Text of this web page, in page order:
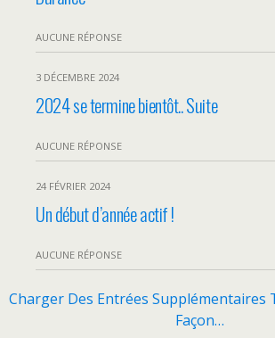
AUCUNE RÉPONSE
3 DÉCEMBRE 2024
2024 se termine bientôt.. Suite
AUCUNE RÉPONSE
24 FÉVRIER 2024
Un début d’année actif !
AUCUNE RÉPONSE
Charger Des Entrées Supplémentaires
Façon…